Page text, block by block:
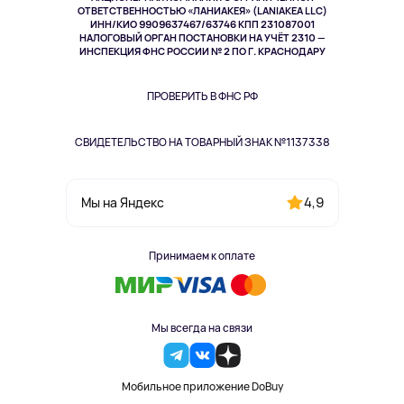
ОТВЕТСТВЕННОСТЬЮ «ЛАНИАКЕЯ» (LANIAKEA LLC)
ИНН/КИО 9909637467/63746 КПП 231087001
НАЛОГОВЫЙ ОРГАН ПОСТАНОВКИ НА УЧЁТ 2310 —
ИНСПЕКЦИЯ ФНС РОССИИ № 2 ПО Г. КРАСНОДАРУ
ПРОВЕРИТЬ В ФНС РФ
СВИДЕТЕЛЬСТВО НА ТОВАРНЫЙ ЗНАК №1137338
Мы на Яндекс 4,9
Принимаем к оплате
Мы всегда на связи
Мобильное приложение DoBuy
Здоровье питомцев
Одежда и аксессуары